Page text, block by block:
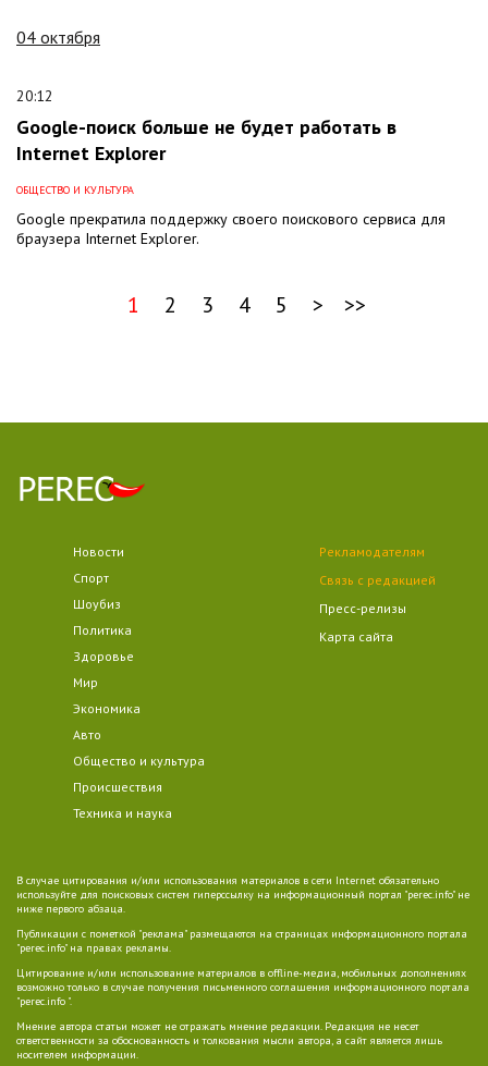
04 октября
20:12
Google-поиск больше не будет работать в
Internet Explorer
ОБЩЕСТВО И КУЛЬТУРА
Google прекратила поддержку своего поискового сервиса для
браузера Internet Explorer.
1 2 3 4 5 > >>
Новости
Спорт
Шоубиз
Политика
Здоровье
Мир
Экономика
Авто
Общество и культура
Происшествия
Техника и наука
Рекламодателям
Связь с редакцией
Пресс-релизы
Карта сайта
В случае цитирования и/или использования материалов в сети Internet обязательно
используйте для поисковых систем гиперссылку на информационный портал "perec.info" не
ниже первого абзаца.
Публикации с пометкой "реклама" размещаются на страницах информационного портала
"perec.info" на правах рекламы.
Цитирование и/или использование материалов в offline-медиа, мобильных дополнениях
возможно только в случае получения письменного соглашения информационного портала
"perec.info ".
Мнение автора статьи может не отражать мнение редакции. Редакция не несет
ответственности за обоснованность и толкования мысли автора, а сайт является лишь
носителем информации.